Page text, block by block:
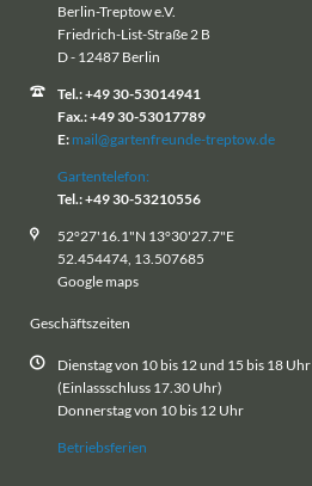
Berlin-Treptow e.V.
Friedrich-List-Straße 2 B
D - 12487 Berlin
Tel.: +49 30-53014941
Fax.: +49 30-53017789
E: mail@gartenfreunde-treptow.de
Gartentelefon:
Tel.: +49 30-53210556
52°27'16.1"N 13°30'27.7"E
52.454474, 13.507685
Google maps
Geschäftszeiten
Dienstag von 10 bis 12 und 15 bis 18 Uhr
(Einlassschluss 17.30 Uhr)
Donnerstag von 10 bis 12 Uhr
Betriebsferien